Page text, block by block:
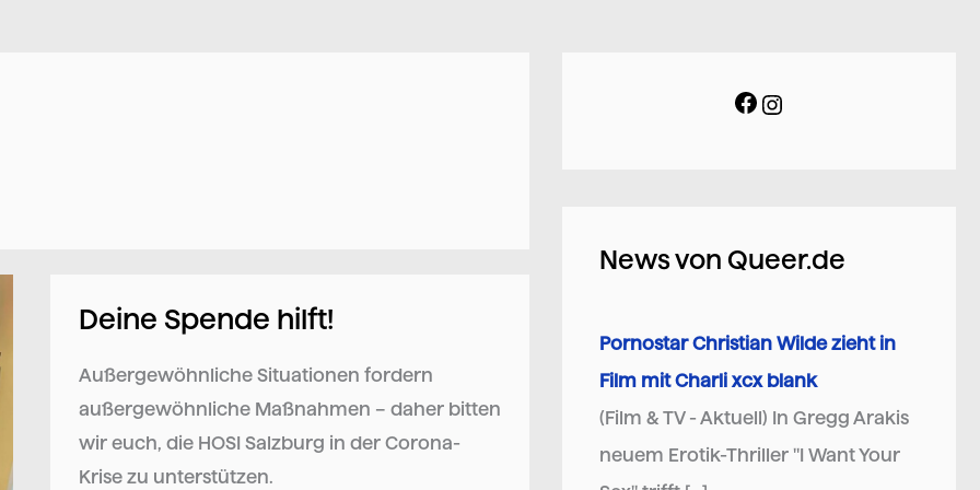
Deine Spende hilft!
Außergewöhnliche Situationen fordern
außergewöhnliche Maßnahmen – daher bitten
wir euch, die HOSI Salzburg in der Corona-
Krise zu unterstützen.
Deine
hilft!
News von Queer.de
Pornostar Christian Wilde zieht in
Film mit Charli xcx blank
(Film & TV - Aktuell) In Gregg Arakis
neuem Erotik-Thriller "I Want Your